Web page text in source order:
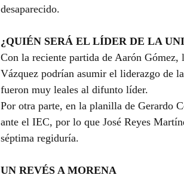
desaparecido.
¿QUIÉN SERÁ EL LÍDER DE LA
Con la reciente partida de Aarón Gómez,
Vázquez podrían asumir el liderazgo de
fueron muy leales al difunto líder.
Por otra parte, en la planilla de Gerardo
ante el IEC, por lo que José Reyes
séptima regiduría.
UN REVÉS A MORENA